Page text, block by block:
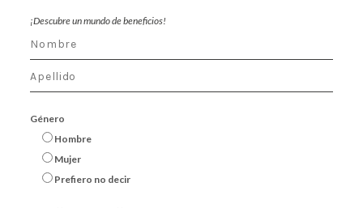
¡Descubre un mundo de beneficios!
Género
Hombre
Mujer
Prefiero no decir